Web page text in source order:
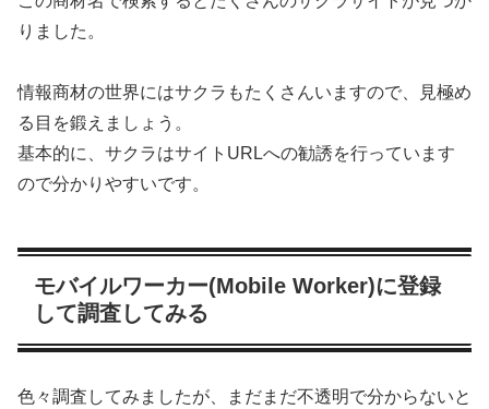
りました。
情報商材の世界にはサクラもたくさんいますので、見極め
る目を鍛えましょう。
基本的に、サクラはサイトURLへの勧誘を行っています
ので分かりやすいです。
モバイルワーカー(Mobile Worker)に登録
して調査してみる
色々調査してみましたが、まだまだ不透明で分からないと